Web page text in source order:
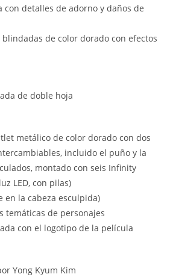
con detalles de adorno y daños de
blindadas de color dorado con efectos
de doble hoja
metálico de color dorado con dos
incluido el puño y la
montado con seis Infinity
LED, con pilas)
en la cabeza esculpida)
temáticas de personajes
con el logotipo de la película
Yong Kyum Kim